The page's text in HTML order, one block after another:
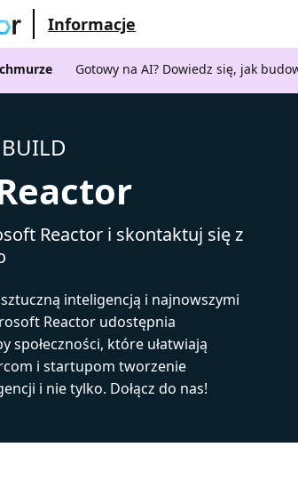
Informacje
Gotowy na AI? Dowiedz się, jak
Reactor i skontaktuj się z
inteligencją i najnowszymi
Reactor udostępnia
społeczności, które ułatwiają
i startupom tworzenie
i nie tylko. Dołącz do nas!